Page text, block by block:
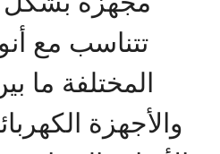
تتناسب مع
المختلفة ما
والأجهزة